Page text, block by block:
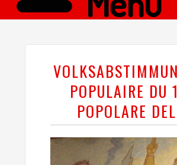
POPULAIRE
POPOLARE